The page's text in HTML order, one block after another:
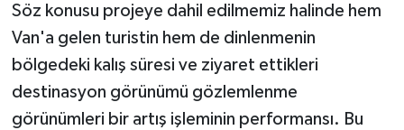
Söz konusu projeye dahil edilmemiz halinde hem
Van'a gelen turistin hem de dinlenmenin
bölgedeki kalış süresi ve ziyaret ettikleri
destinasyon görünümü gözlemlenme
görünümleri bir artış işleminin performansı. Bu